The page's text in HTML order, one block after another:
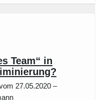
Team“ in
27.05.2020 –